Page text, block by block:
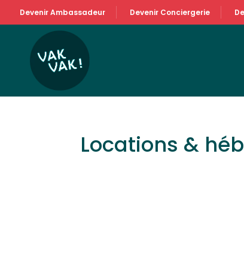
Devenir Ambassadeur Devenir Conciergerie
Locations &